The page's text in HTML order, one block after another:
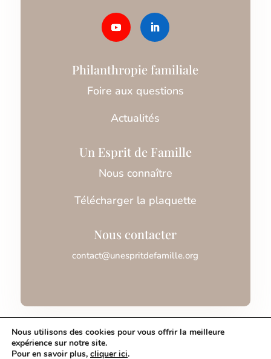
Philanthropie familiale
Foire aux questions
Actualités
Un Esprit de Famille
Nous connaître
Télécharger la plaquette
Nous contacter
contact@unespritdefamille.org
Nous utilisons des cookies pour vous offrir la meilleure
expérience sur notre site.
Pour en savoir plus, cliquer ici.